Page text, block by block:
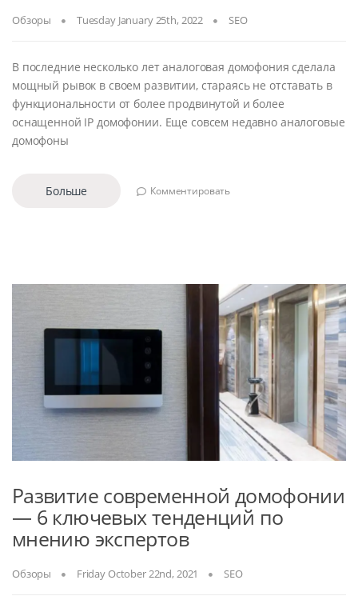
Обзоры Tuesday January 25th, 2022 SEO
В последние несколько лет аналоговая домофония сделала
мощный рывок в своем развитии, стараясь не отставать в
функциональности от более продвинутой и более
оснащенной IP домофонии. Еще совсем недавно аналоговые
домофоны
Больше Комментировать
Развитие современной домофонии
— 6 ключевых тенденций по
мнению экспертов
Обзоры Friday October 22nd, 2021 SEO